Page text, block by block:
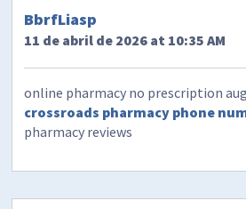
BbrfLiasp
11 de abril de 2026 at 10:35 AM
online pharmacy no prescription
crossroads pharmacy phone
pharmacy reviews